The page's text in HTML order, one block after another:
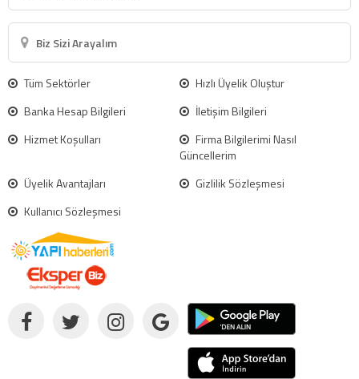
Biz Sizi Arayalım
Tüm Sektörler
Hızlı Üyelik Oluştur
Banka Hesap Bilgileri
İletişim Bilgileri
Hizmet Koşulları
Firma Bilgilerimi Nasıl
Güncellerim
Üyelik Avantajları
Gizlilik Sözleşmesi
Kullanıcı Sözleşmesi